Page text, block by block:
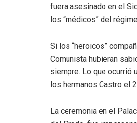
fuera asesinado en el
los “médicos” del
Si los “heroicos”
Comunista hubieran
siempre. Lo que ocurrió
los hermanos Castro el
La ceremonia en el